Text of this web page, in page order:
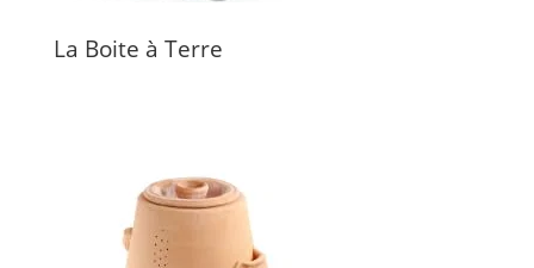
La Boite à Terre